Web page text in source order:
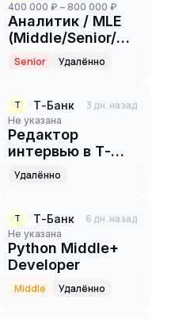
400 000 ₽ – 800 000 ₽
Аналитик / MLE
(Middle/Senior/Staff)
в команду
эффективности
Senior Удалённо
Т Т-Банк 3 дн. назад
Не указана
Редактор
интервью в Т-
Бизнес Секреты
Удалённо
Т Т-Банк 6 дн. назад
Не указана
Python Middle+
Developer
Middle Удалённо